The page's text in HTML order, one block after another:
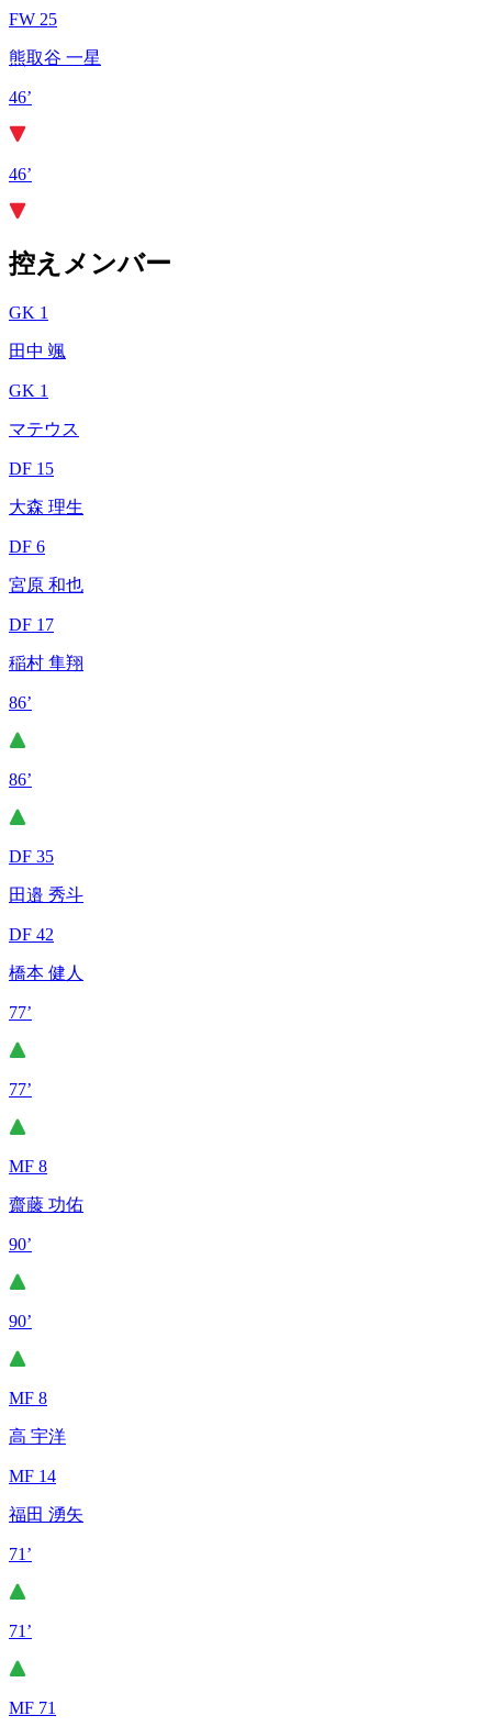
FW 25
熊取谷 一星
46’
46’
控えメンバー
GK 1
田中 颯
GK 1
マテウス
DF 15
大森 理生
DF 6
宮原 和也
DF 17
稲村 隼翔
86’
86’
DF 35
田邉 秀斗
DF 42
橋本 健人
77’
77’
MF 8
齋藤 功佑
90’
90’
MF 8
高 宇洋
MF 14
福田 湧矢
71’
71’
MF 71